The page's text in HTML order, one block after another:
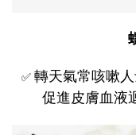
✅ 轉天氣常咳嗽
促進皮膚血液